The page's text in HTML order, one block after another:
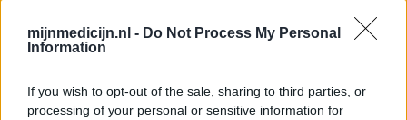
mijnmedicijn.nl - Do Not Process My Personal
Information
If you wish to opt-out of the sale, sharing to third parties, or
processing of your personal or sensitive information for
Blaasontsteking is niet weggegaan. Dezelfde nacht van
inname weer ontzettend veel pijn en plassen. Ik gok dat
elk geval niet gewerkt. Ook dagen na inname nog heel
veel last van diarree.